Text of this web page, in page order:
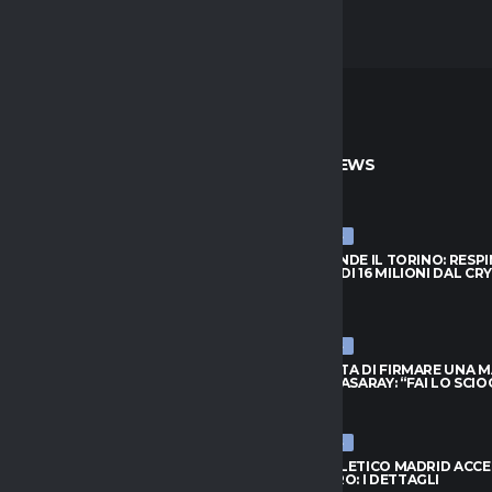
ULTIME NEWS
ULTIME NEWS
NJIE SI PRENDE IL TORINO:
L’OFFERTA DI 16 MILIONI DAL
ULTIME NEWS
LEAO RIFIUTA DI FIRMARE UNA
DEL GALATASARAY: “FAI LO
ULTIME NEWS
INTER, L’ATLETICO MADRID
PER ROMERO: I DETTAGLI